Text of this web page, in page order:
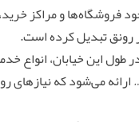
فروشگاه‌ها و مراکز
رونق تبدیل کرده است.
طول این خیابان، انواع
ارائه می‌شود که نیازهای